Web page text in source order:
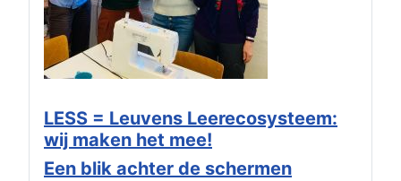
LESS = Leuvens Leerecosysteem:
wij maken het mee!
Een blik achter de schermen